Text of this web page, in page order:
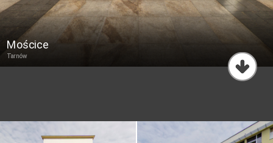
Rezerwat przyrody Skamieniałe Miasto
Tarnów
Mościce